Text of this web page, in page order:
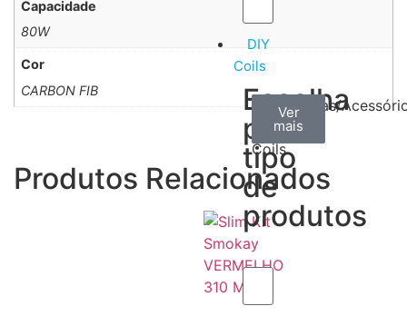
DIY
Coils
Escolha
por
tipo
de
produtos
Arame
Coils
Ver
mais
Algodão
Ver
mais
Ferramentas/
Ver
mais
Capacidade
80W
Cor
CARBON FIB
Produtos Relacionados